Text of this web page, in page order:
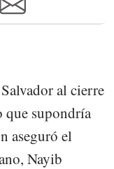
al cierre
que supondría
aseguró el
Nayib